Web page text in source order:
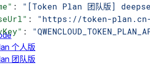
: "[Token Plan 团队版]
: "https://token-plan.cn-
:
个人版
团队版